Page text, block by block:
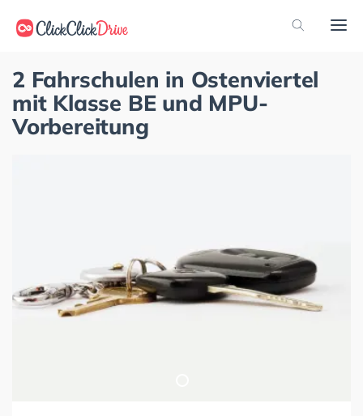
2 Fahrschulen in Ostenviertel
mit Klasse BE und MPU-
Vorbereitung